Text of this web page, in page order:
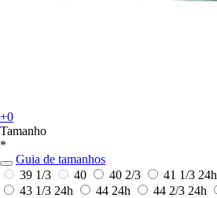
+0
Tamanho
*
Guia de tamanhos
39 1/3
40 40 2/3 41 1/3 24h
43 1/3 24h 44 24h 44 2/3 24h